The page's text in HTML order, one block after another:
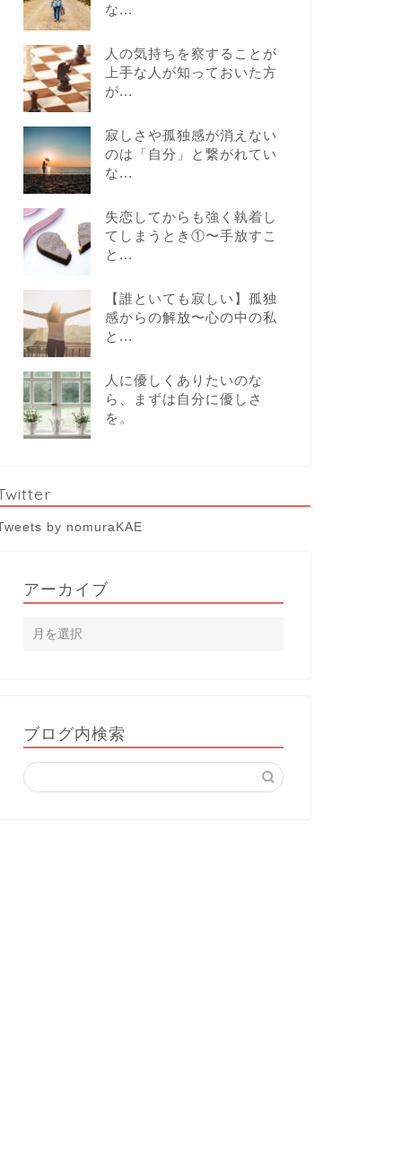
な...
人の気持ちを察することが
上手な人が知っておいた方
が...
寂しさや孤独感が消えない
のは「自分」と繋がれてい
な...
失恋してからも強く執着し
てしまうとき①〜手放すこ
と...
【誰といても寂しい】孤独
感からの解放〜心の中の私
と...
人に優しくありたいのな
ら、まずは自分に優しさ
を。
by nomuraKAE
アーカイブ
ブログ内検索